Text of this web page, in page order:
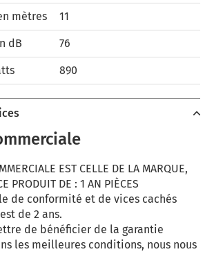
mètres 11
dB 76
890
EST CELLE DE LA MARQUE,
PRODUIT DE : 1 AN PIÈCES
de conformité et de vices cachés
de 2 ans.
de bénéficier de la garantie
les meilleures conditions, nous nous